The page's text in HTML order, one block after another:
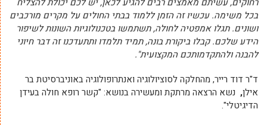
בכל משימה. עכשיו זה הזמן ללמוד בבתי החולים על מקרים מורכבים
ושונים. תגלו אמפטיה לחולה, תשתמשו בטכנולוגיות השונות לשיפור
הידע שלכם. קבלו ביקורת בונה, תמיד תלמדו ותתעדכנו זה דבר חיוני
להבנה ולהתקדמותכם המקצועית".
ד"ר דוד רייר, מהחלקה לסוציולוגיה ואנתרופולוגיה באוניברסיטת בר
אילן, נשא הרצאה מרתקת ומעשירה בנושא: "קשר רופא חולה בעידן
הדיגיטלי".